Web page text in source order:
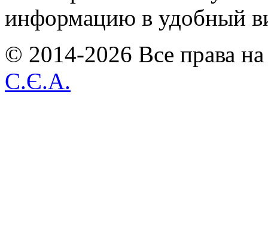
информацию в удобный
© 2014-2026 Все права
С.Є.А.